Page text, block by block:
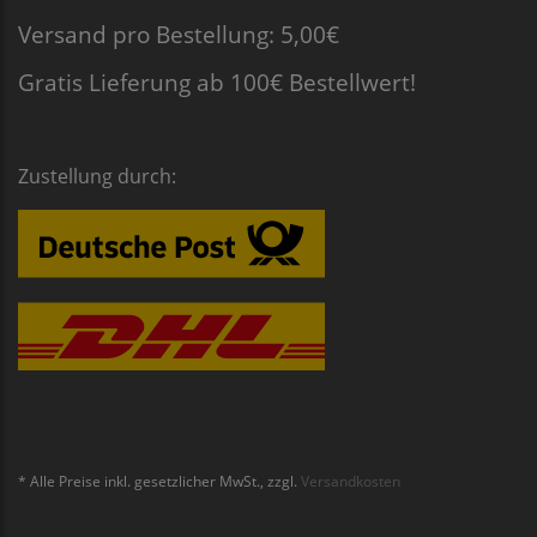
Versand pro Bestellung: 5,00€
Gratis Lieferung ab 100€ Bestellwert!
Zustellung durch:
* Alle Preise inkl. gesetzlicher MwSt., zzgl. Versandkosten